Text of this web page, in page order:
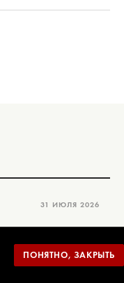
31 ИЮЛЯ 2026
любимой
для Джона"
ПОНЯТНО, ЗАКРЫТЬ